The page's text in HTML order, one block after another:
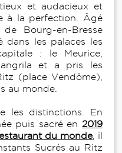
et audacieux et
à la perfection. Âgé
Bourg-en-Bresse
dans les palaces les
: le Meurice,
et a pris les
(place Vendôme),
au monde.
les distinctions. En
puis sacré en 2019
du monde, il
Sucrés au Ritz